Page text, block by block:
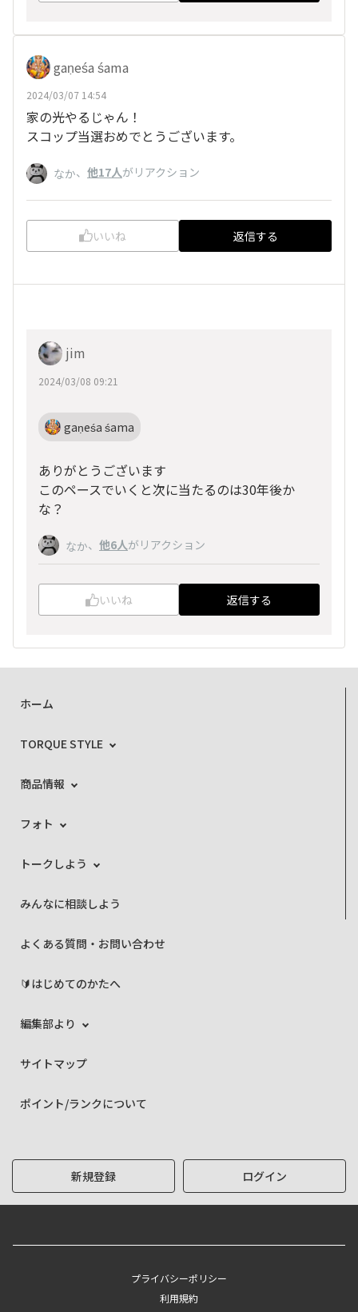
gaṇeśa śama
2024/03/07 14:54
家の光やるじゃん！
スコップ当選おめでとうございます。
なか、 他17人がリアクション
いいね 返信する
jim
2024/03/08 09:21
gaṇeśa śama
ありがとうございます
このペースでいくと次に当たるのは30年後か
な？
なか、 他6人がリアクション
いいね 返信する
ホーム
TORQUE STYLE
商品情報
フォト
トークしよう
みんなに相談しよう
よくある質問・お問い合わせ
🔰はじめてのかたへ
編集部より
サイトマップ
ポイント/ランクについて
新規登録 ログイン
プライバシーポリシー
利用規約